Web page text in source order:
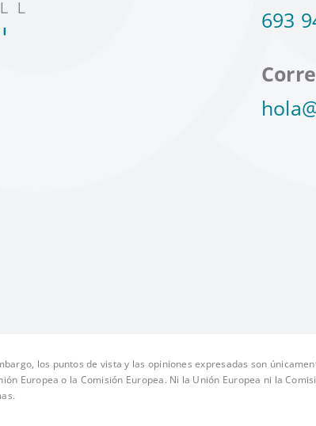
693
los puntos de vista y las opiniones expresadas son
Europea o la Comisión Europea. Ni la Unión Europea ni la